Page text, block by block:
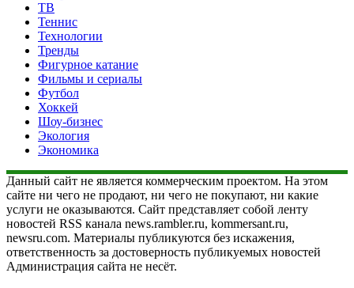
ТВ
Теннис
Технологии
Тренды
Фигурное катание
Фильмы и сериалы
Футбол
Хоккей
Шоу-бизнес
Экология
Экономика
Данный сайт не является коммерческим проектом. На этом
сайте ни чего не продают, ни чего не покупают, ни какие
услуги не оказываются. Сайт представляет собой ленту
новостей RSS канала news.rambler.ru, kommersant.ru,
newsru.com. Материалы публикуются без искажения,
ответственность за достоверность публикуемых новостей
Администрация сайта не несёт.